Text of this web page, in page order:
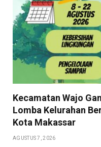
Kecamatan Wajo
Lomba Kelurahan
Kota Makassar
AGUSTUS 7, 2026